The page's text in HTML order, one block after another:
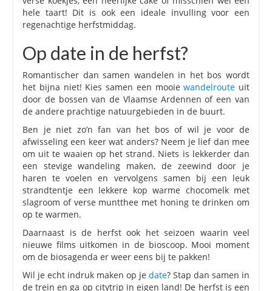
hele taart! Dit is ook een ideale invulling voor een
regenachtige herfstmiddag.
Op date in de herfst?
Romantischer dan samen wandelen in het bos wordt
het bijna niet! Kies samen een mooiewandelroute uit
door de bossen van de Vlaamse Ardennen of een van
de andere prachtige natuurgebieden in de buurt.
Ben je niet zo’n fan van het bos of wil je voor de
afwisseling een keer wat anders? Neem je lief dan mee
om uit te waaien op het strand. Niets is lekkerder dan
een stevige wandeling maken, de zeewind door je
haren te voelen en vervolgens samen bij een leuk
strandtentje een lekkere kop warme chocomelk met
slagroom of verse muntthee met honing te drinken om
op te warmen.
Daarnaast is de herfst ook het seizoen waarin veel
nieuwe films uitkomen in de bioscoop. Mooi moment
om de biosagenda er weer eens bij te pakken!
Wil je echt indruk maken op je date? Stap dan samen in
de trein en ga op citytrip in eigen land! De herfst is een